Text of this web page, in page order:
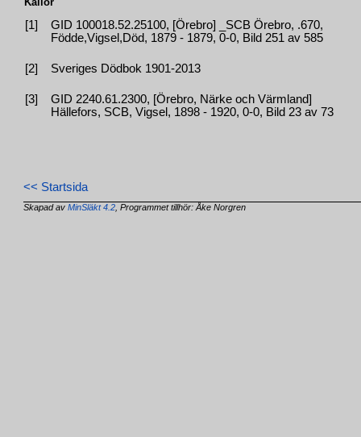
[1]
GID 100018.52.25100, [Örebro] _SCB Örebro, .670,
Födde,Vigsel,Död, 1879 - 1879, 0-0, Bild 251 av 585
[2] Sveriges Dödbok 1901-2013
[3]
GID 2240.61.2300, [Örebro, Närke och Värmland]
Hällefors, SCB, Vigsel, 1898 - 1920, 0-0, Bild 23 av 73
<< Startsida
Skapad avMinSläkt 4.2 , Programmet tillhör: Åke Norgren